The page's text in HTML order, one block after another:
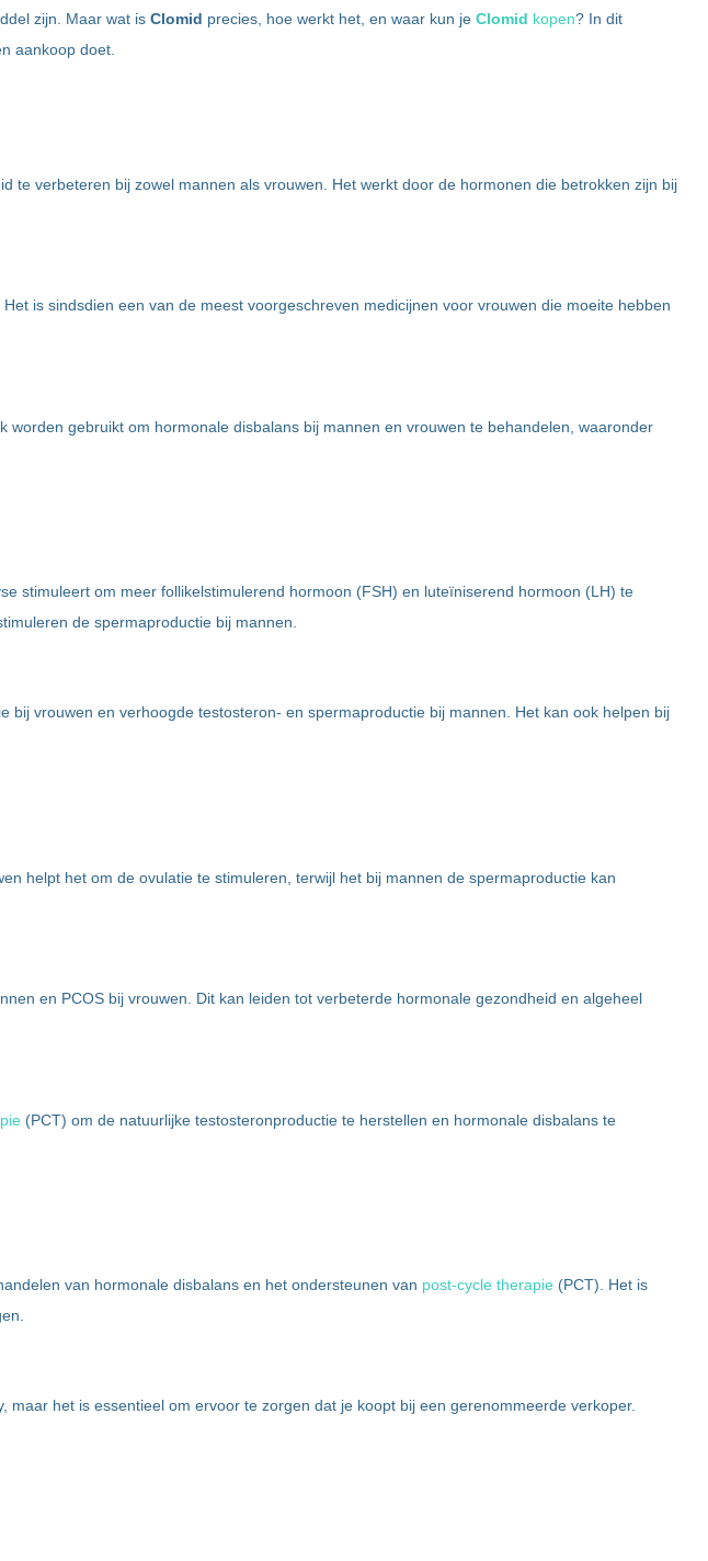
zijn. Maar wat is Clomid precies, hoe werkt het, en waar kun je Clomid kopen? In dit
aankoop doet.
te verbeteren bij zowel mannen als vrouwen. Het werkt door de hormonen die betrokken zijn bij
is sindsdien een van de meest voorgeschreven medicijnen voor vrouwen die moeite hebben
gebruikt om hormonale disbalans bij mannen en vrouwen te behandelen, waaronder
stimuleert om meer follikelstimulerend hormoon (FSH) en luteïniserend hormoon (LH) te
de spermaproductie bij mannen.
vrouwen en verhoogde testosteron- en spermaproductie bij mannen. Het kan ook helpen bij
helpt het om de ovulatie te stimuleren, terwijl het bij mannen de spermaproductie kan
en PCOS bij vrouwen. Dit kan leiden tot verbeterde hormonale gezondheid en algeheel
(PCT) om de natuurlijke testosteronproductie te herstellen en hormonale disbalans te
van hormonale disbalans en het ondersteunen van post-cycle therapie (PCT). Het is
het is essentieel om ervoor te zorgen dat je koopt bij een gerenommeerde verkoper.